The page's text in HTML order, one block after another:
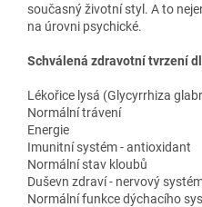
současný životní styl. A to
na úrovni psychické.
Schválená zdravotní tvrzení
Lékořice lysá (Glycyrrhiza
Normální trávení
Energie
Imunitní systém - antioxidant
Normální stav kloubů
Duševn zdraví - nervový
Normální funkce dýchacího